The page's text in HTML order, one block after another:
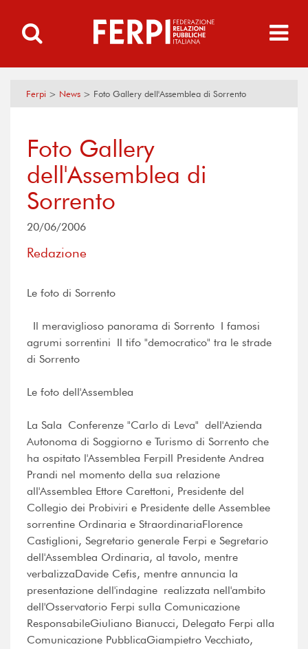
Ferpi > News > Foto Gallery dell'Assemblea di Sorrento
Foto Gallery
dell'Assemblea di
Sorrento
20/06/2006
Redazione
Le foto di Sorrento
Il meraviglioso panorama di Sorrento I famosi
agrumi sorrentini Il tifo "democratico" tra le strade
di Sorrento
Le foto dell'Assemblea
La Sala Conferenze "Carlo di Leva" dell'Azienda
Autonoma di Soggiorno e Turismo di Sorrento che
ha ospitato l'Assemblea FerpiIl Presidente Andrea
Prandi nel momento della sua relazione
all'Assemblea Ettore Carettoni, Presidente del
Collegio dei Probiviri e Presidente delle Assemblee
sorrentine Ordinaria e StraordinariaFlorence
Castiglioni, Segretario generale Ferpi e Segretario
dell'Assemblea Ordinaria, al tavolo, mentre
verbalizzaDavide Cefis, mentre annuncia la
presentazione dell'indagine realizzata nell'ambito
dell'Osservatorio Ferpi sulla Comunicazione
ResponsabileGiuliano Bianucci, Delegato Ferpi alla
Comunicazione PubblicaGiampietro Vecchiato,